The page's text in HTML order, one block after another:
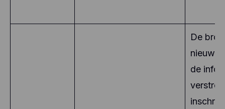
De
de